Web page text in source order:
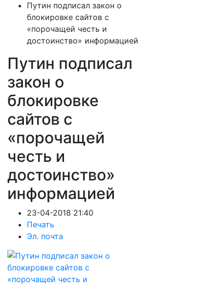
Путин подписал закон о
блокировке сайтов с
«порочащей честь и
достоинство» информацией
Путин подписал
закон о
блокировке
сайтов с
«порочащей
честь и
достоинство»
информацией
23-04-2018 21:40
Печать
Эл. почта